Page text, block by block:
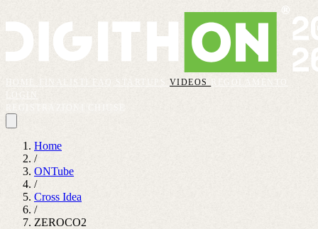
VIDEOS
REGOLAMENTO
Home
/
ONTube
/
Cross Idea
/
ZEROCO2